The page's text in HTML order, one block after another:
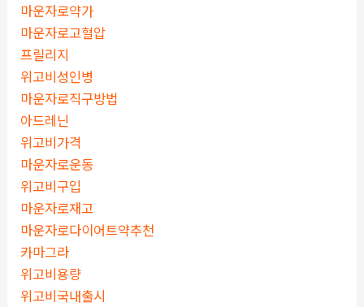
마운자로약가
마운자로고혈압
프릴리지
위고비성인병
마운자로직구방법
아드레닌
위고비가격
마운자로운동
위고비구입
마운자로재고
마운자로다이어트약추천
카마그라
위고비용량
위고비국내출시